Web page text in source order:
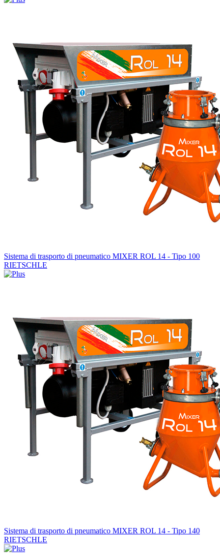
Sistema di trasporto di pneumatico MIXER ROL 14 - Tipo 100
RIETSCHLE
Sistema di trasporto di pneumatico MIXER ROL 14 - Tipo 140
RIETSCHLE